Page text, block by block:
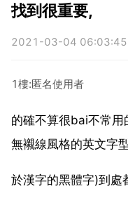
找到很重要,
2021-03-04 06:03:45
1樓:匿名使用者
的確不算很bai不常
無襯線風格的英文字
於漢字的黑體字)到處